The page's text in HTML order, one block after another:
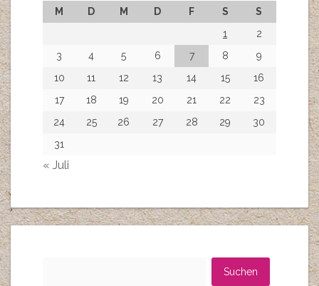
M D M D F S
S
1
2
3
4 5 6 7 8
9
10
11 12 13 14 15
16
17
18 19 20 21 22
23
24
25 26 27 28 29
30
31
« Juli